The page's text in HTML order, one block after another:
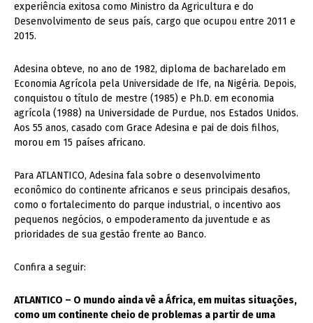
experiência exitosa como Ministro da Agricultura e do
Desenvolvimento de seus país, cargo que ocupou entre 2011 e
2015.
Adesina obteve, no ano de 1982, diploma de bacharelado em
Economia Agrícola pela Universidade de Ife, na Nigéria. Depois,
conquistou o título de mestre (1985) e Ph.D. em economia
agrícola (1988) na Universidade de Purdue, nos Estados Unidos.
Aos 55 anos, casado com Grace Adesina e pai de dois filhos,
morou em 15 países africano.
Para ATLANTICO, Adesina fala sobre o desenvolvimento
econômico do continente africanos e seus principais desafios,
como o fortalecimento do parque industrial, o incentivo aos
pequenos negócios, o empoderamento da juventude e as
prioridades de sua gestão frente ao Banco.
Confira a seguir:
ATLANTICO – O mundo ainda vê a África, em muitas situações,
como um continente cheio de problemas a partir de uma